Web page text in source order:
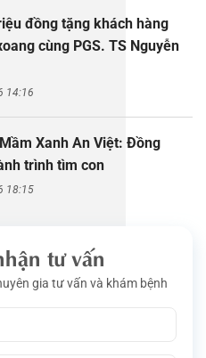
đồng tặng khách hàng
cùng PGS. TS Nguyễn
14:16
Xanh An Việt: Đồng
trình tìm con
18:15
tư vấn
gia tư vấn và khám bệnh